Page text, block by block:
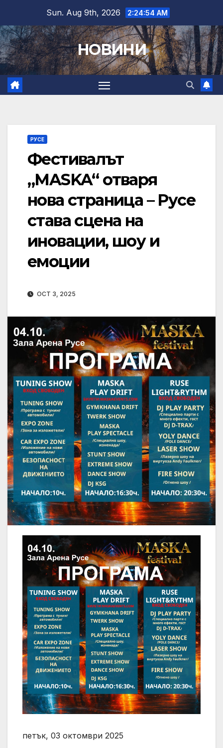
content
Sun. Aug 9th, 2026 2:24:55 AM
НОВИНИ
РУСЕ
Фестивалът
„MASKA“ отваря
нова страница – Русе
става сцена на
иновации, шоу и
емоции
OCT 3, 2025
петък, 03 октомври 2025